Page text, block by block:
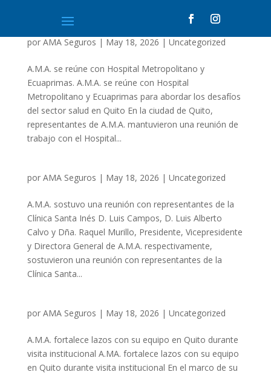
por AMA Seguros | May 18, 2026 | Uncategorized
A.M.A. se reúne con Hospital Metropolitano y
Ecuaprimas. A.M.A. se reúne con Hospital
Metropolitano y Ecuaprimas para abordar los desafíos
del sector salud en Quito En la ciudad de Quito,
representantes de A.M.A. mantuvieron una reunión de
trabajo con el Hospital...
por AMA Seguros | May 18, 2026 | Uncategorized
A.M.A. sostuvo una reunión con representantes de la
Clínica Santa Inés D. Luis Campos, D. Luis Alberto
Calvo y Dña. Raquel Murillo, Presidente, Vicepresidente
y Directora General de A.M.A. respectivamente,
sostuvieron una reunión con representantes de la
Clínica Santa...
por AMA Seguros | May 18, 2026 | Uncategorized
A.M.A. fortalece lazos con su equipo en Quito durante
visita institucional A.MA. fortalece lazos con su equipo
en Quito durante visita institucional En el marco de su